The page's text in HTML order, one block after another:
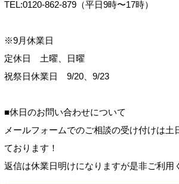
TEL:0120-862-879（平日9時〜17時）
※9月休業日
定休日 土曜、日曜
祝祭日休業日 9/20、9/23
■休日のお問い合わせについて
メールフォームでのご相談の受け付けは土
ております！
返信は休業日明けになりますが是非ご利用